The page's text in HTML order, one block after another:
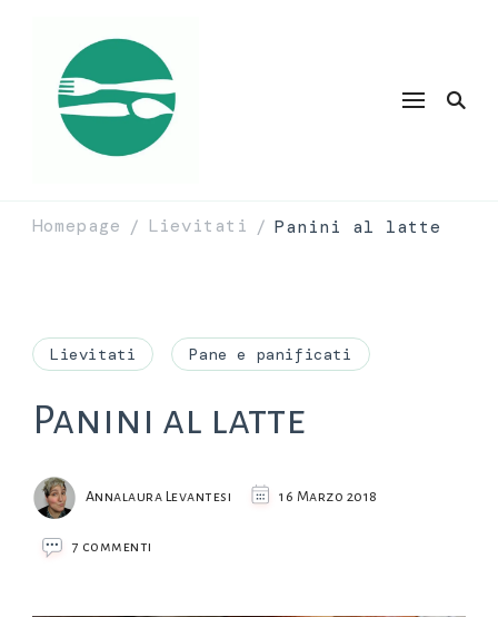
Homepage / Lievitati / Panini al latte
Lievitati Pane e panificati
Panini al latte
Annalaura Levantesi 16 Marzo 2018
7 commenti